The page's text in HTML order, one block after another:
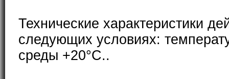
Технические характеристики
следующих условиях:
среды +20°С..